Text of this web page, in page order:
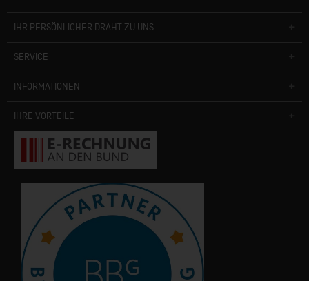
IHR PERSÖNLICHER DRAHT ZU UNS
SERVICE
INFORMATIONEN
IHRE VORTEILE